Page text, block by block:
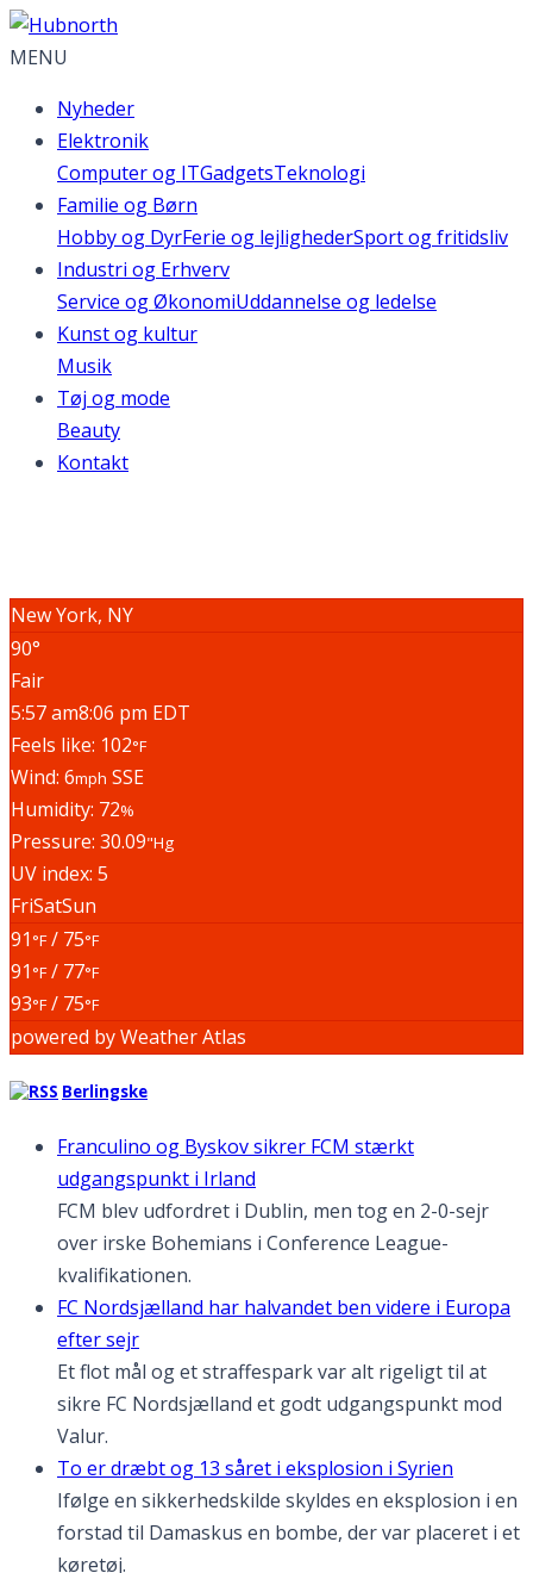
MENU
Nyheder
Elektronik
Computer og ITGadgetsTeknologi
Familie og Børn
Hobby og DyrFerie og lejlighederSport og fritidsliv
Industri og Erhverv
Service og ØkonomiUddannelse og ledelse
Kunst og kultur
Musik
Tøj og mode
Beauty
Kontakt
New York, NY
90°
Fair
5:57 am8:06 pm EDT
Feels like: 102°F
Wind: 6mph SSE
Humidity: 72%
Pressure: 30.09"Hg
UV index: 5
FriSatSun
91 °F/ 75°F
91 °F/ 77°F
93°F/ 75°F
powered byWeather Atlas
Berlingske
Franculino og Byskov sikrer FCM stærkt
udgangspunkt i Irland
FCM blev udfordret i Dublin, men tog en 2-0-sejr
over irske Bohemians i Conference League-
kvalifikationen.
FC Nordsjælland har halvandet ben videre i Europa
efter sejr
Et flot mål og et straffespark var alt rigeligt til at
sikre FC Nordsjælland et godt udgangspunkt mod
Valur.
To er dræbt og 13 såret i eksplosion i Syrien
Ifølge en sikkerhedskilde skyldes en eksplosion i en
forstad til Damaskus en bombe, der var placeret i et
køretøj.